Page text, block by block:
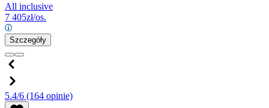
All inclusive
7 405zł/os.
Szczegóły
5.4/6 (164 opinie)